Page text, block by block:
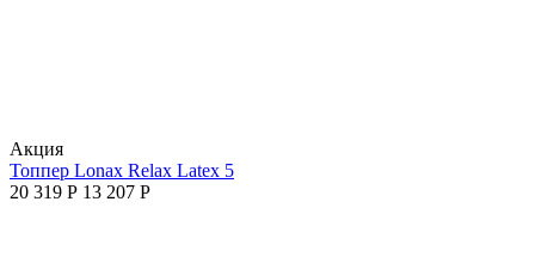
Aкция
Топпер Lonax Relax Latex 5
20 319 Р 13 207 Р